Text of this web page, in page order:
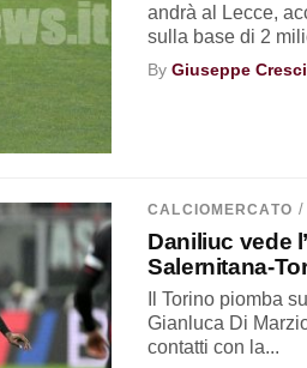
andrà al Lecce,
sulla base di 2
ByGiuseppe
CALCIOMERCATO /
Daniliuc vede
Salernitana-
Il Torino piomba
Gianluca Di
contatti con la...